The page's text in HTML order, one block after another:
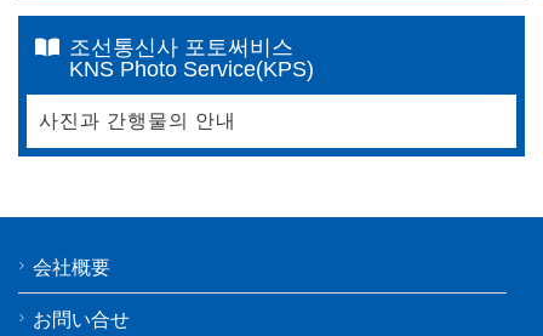
조선통신사 포토써비스
KNS Photo Service(KPS)
사진과 간행물의 안내
会社概要
お問い合せ